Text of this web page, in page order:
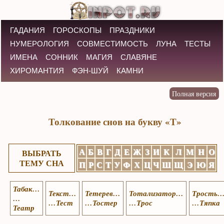
ГАДАНИЯ ГОРОСКОПЫ
ПРАЗДНИКИ
НУМЕРОЛОГИЯ
СОВМЕСТИМОСТЬ ЛУНА
ТЕСТЫ
ИМЕНА
СОННИК МАГИЯ
СЛАВЯНЕ
ХИРОМАНТИЯ
ФЭН-ШУЙ КАМНИ
Толкование снов на букву «Т»
ВЫБРАТЬ
ТЕМУ СНА
А Б В Г Д Е Ж З И К Л М Н О
П Р С Т У Ф Х Ц Ч Ш Щ Э Ю Я
Табак…
…
Театр
Текст…
…Тест
Тетерев…
…Тостер
Тотализатор…
…Трос
…Тяпка